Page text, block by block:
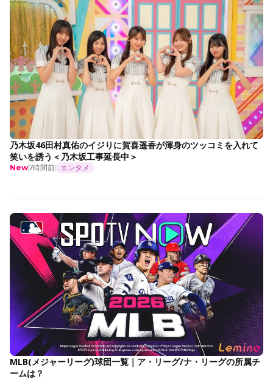
乃木坂46田村真佑のイジりに賀喜遥香が渾身のツッコミを入れて
笑いを誘う＜乃木坂工事延長中＞
New7時間前 エンタメ
MLB(メジャーリーグ)球団一覧｜ア・リーグ/ナ・リーグの所属チ
ームは？